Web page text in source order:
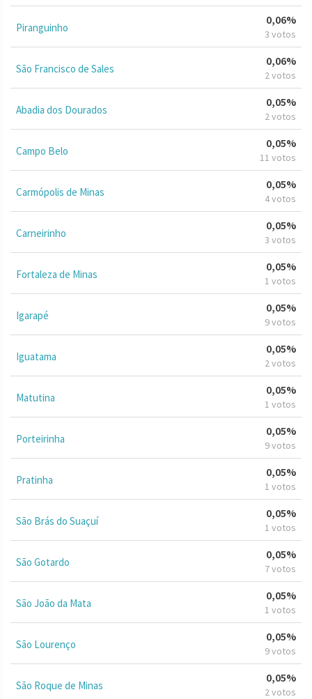
Piranguinho
0,06%
3 votos
São Francisco de Sales
0,06%
2 votos
Abadia dos Dourados
0,05%
2 votos
Campo Belo
0,05%
11 votos
Carmópolis de Minas
0,05%
4 votos
Carneirinho
0,05%
3 votos
Fortaleza de Minas
0,05%
1 votos
Igarapé
0,05%
9 votos
Iguatama
0,05%
2 votos
Matutina
0,05%
1 votos
Porteirinha
0,05%
9 votos
Pratinha
0,05%
1 votos
São Brás do Suaçuí
0,05%
1 votos
São Gotardo
0,05%
7 votos
São João da Mata
0,05%
1 votos
São Lourenço
0,05%
9 votos
São Roque de Minas
0,05%
2 votos